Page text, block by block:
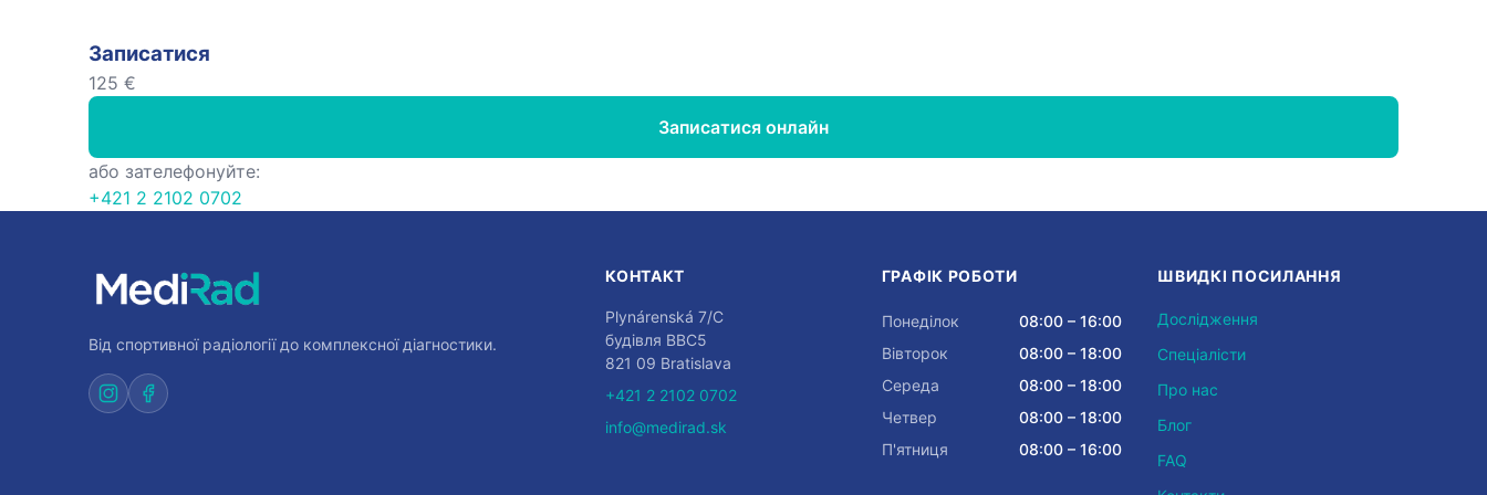
Записатися
125 €
Записатися онлайн
або зателефонуйте:
+421 2 2102 0702
Від спортивної радіології до комплексної діагностики.
КОНТАКТ
Plynárenská 7/C
будівля BBC5
821 09 Bratislava
+421 2 2102 0702
info@medirad.sk
ГРАФІК РОБОТИ
Понеділок
08:00 – 16:00
Вівторок
08:00 – 18:00
Середа
08:00 – 18:00
Четвер
08:00 – 18:00
П'ятниця
08:00 – 16:00
ШВИДКІ ПОСИЛАННЯ
Дослідження
Спеціалісти
Про нас
Блог
FAQ